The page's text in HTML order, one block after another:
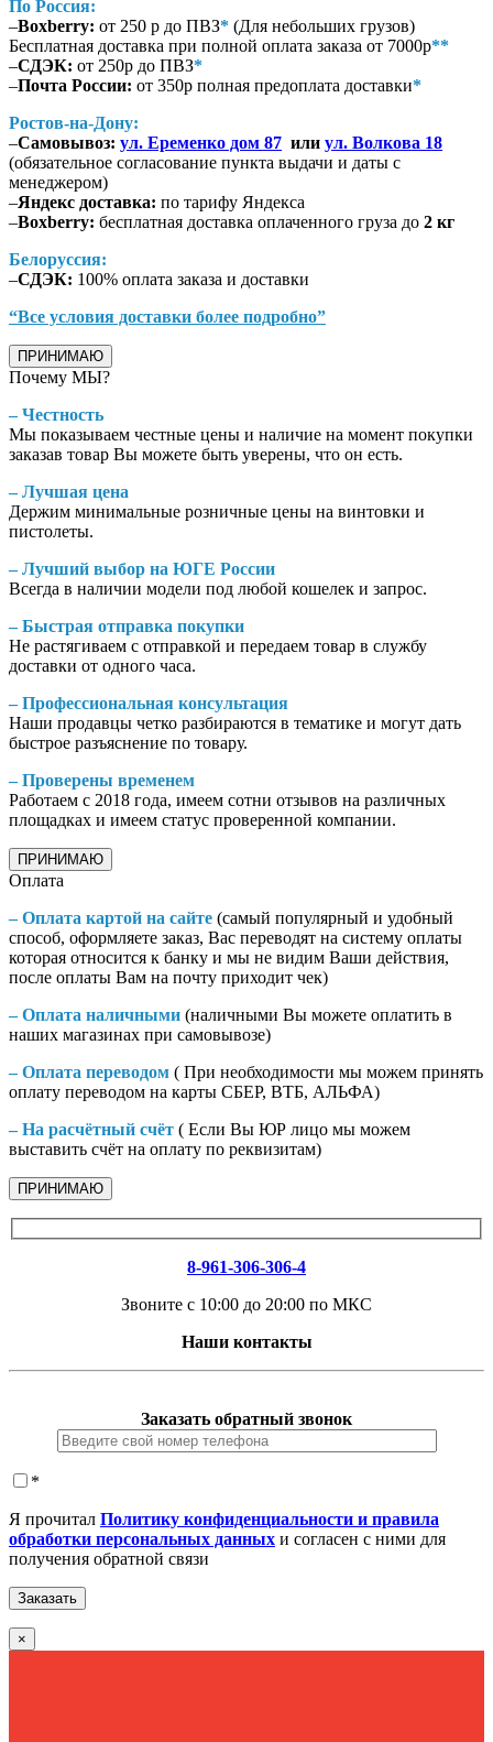
По Россия:
–Boxberry: от 250 р до ПВЗ* (Для небольших грузов)
Бесплатная доставка при полной оплата заказа от 7000р**
–СДЭК: от 250р до ПВЗ*
–Почта России: от 350р полная предоплата доставки*
Ростов-на-Дону:
–Самовывоз: ул. Еременко дом 87 или ул. Волкова 18
(обязательное согласование пункта выдачи и даты с
менеджером)
–Яндекс доставка: по тарифу Яндекса
–Boxberry: бесплатная доставка оплаченного груза до 2 кг
Белоруссия:
–СДЭК: 100% оплата заказа и доставки
“Все условия доставки более подробно”
ПРИНИМАЮ
Почему МЫ?
– Честность
Мы показываем честные цены и наличие на момент покупки
заказав товар Вы можете быть уверены, что он есть.
– Лучшая цена
Держим минимальные розничные цены на винтовки и
пистолеты.
– Лучший выбор на ЮГЕ России
Всегда в наличии модели под любой кошелек и запрос.
– Быстрая отправка покупки
Не растягиваем с отправкой и передаем товар в службу
доставки от одного часа.
– Профессиональная консультация
Наши продавцы четко разбираются в тематике и могут дать
быстрое разъяснение по товару.
– Проверены временем
Работаем с 2018 года, имеем сотни отзывов на различных
площадках и имеем статус проверенной компании.
ПРИНИМАЮ
Оплата
– Оплата картой на сайте (самый популярный и удобный
способ, оформляете заказ, Вас переводят на систему оплаты
которая относится к банку и мы не видим Ваши действия,
после оплаты Вам на почту приходит чек)
– Оплата наличными (наличными Вы можете оплатить в
наших магазинах при самовывозе)
– Оплата переводом ( При необходимости мы можем принять
оплату переводом на карты СБЕР, ВТБ, АЛЬФА)
– На расчётный счёт ( Если Вы ЮР лицо мы можем
выставить счёт на оплату по реквизитам)
ПРИНИМАЮ
8-961-306-306-4
Звоните с 10:00 до 20:00 по МКС
Наши контакты
Заказать обратный звонок
*
Я прочитал Политику конфиденциальности и правила
обработки персональных данных и согласен с ними для
получения обратной связи
×